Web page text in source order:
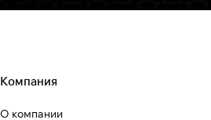
Компания
О компании